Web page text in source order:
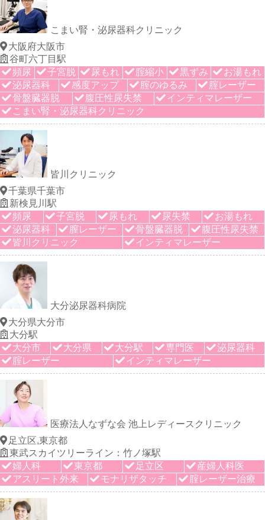
こまい腎・泌尿器科クリニック
大阪府大阪市
谷町六丁目駅
頻尿
子宮脱 尿もれ 腟縮小 黒ずみ
お湯もれ
泌尿器科
感度アップ 腟のゆるみ
腟レーザー
骨盤臓器脱
腹圧性尿失禁
インティマレーザー
こまい腎・泌尿器科クリニック
皆川クリニック
千葉県千葉市
新検見川駅
頻尿
子宮脱 尿もれ 尿失禁
お湯もれ
泌尿器科
膣レーザー 骨盤臓器脱
腹圧性尿失禁
皆川クリニック
インティマレーザー
大分泌尿器科病院
大分県大分市
大分駅
大分市
大分県 大分駅 専門医
泌尿器科
腟レーザー
インティマレーザー
医療法人なずな会 池上レディースクリニック
足立区,東京都
東武スカイツリーライン：竹ノ塚駅
婦人科
東京都 足立区
産婦人科医
アスリート外来
モナリザタッチ 腟レーザー治療